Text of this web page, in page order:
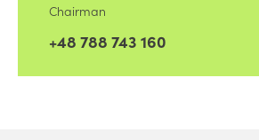
Chairman
+48 788 743 160